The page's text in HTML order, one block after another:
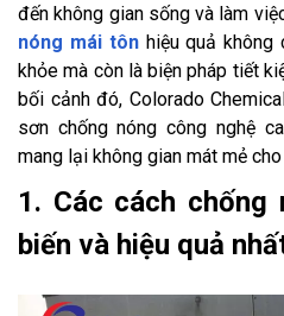
đến không gian sống và làm
nóng mái tônhiệu quả không
khỏe mà còn là biện pháp tiết
bối cảnh đó, Colorado
sơn chống nóng công nghệ
mang lại không gian mát mẻ
1. Các cách chống
biến và hiệu quả